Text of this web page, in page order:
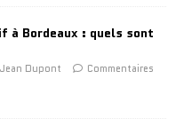
à Bordeaux : quels sont
Jean Dupont
Commentaires